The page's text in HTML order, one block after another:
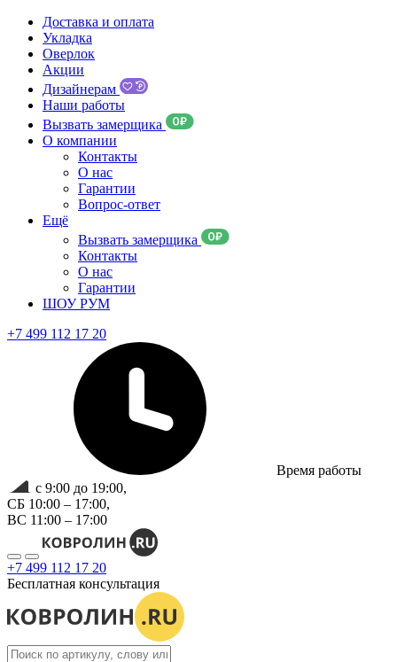
Доставка и оплата
Укладка
Оверлок
Акции
Дизайнерам
Наши работы
Вызвать замерщика
О компании
Контакты
О нас
Гарантии
Вопрос-ответ
Ещё
Вызвать замерщика
Контакты
О нас
Гарантии
ШОУ РУМ
+7 499 112 17 20
Время работы
с 9:00 до 19:00,
СБ 10:00 – 17:00,
ВС 11:00 – 17:00
+7 499 112 17 20
Бесплатная консультация